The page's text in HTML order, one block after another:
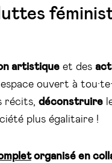
artistiqueet des
ouvert à
récits, déconstruire
plus égalitaire !
organisé en